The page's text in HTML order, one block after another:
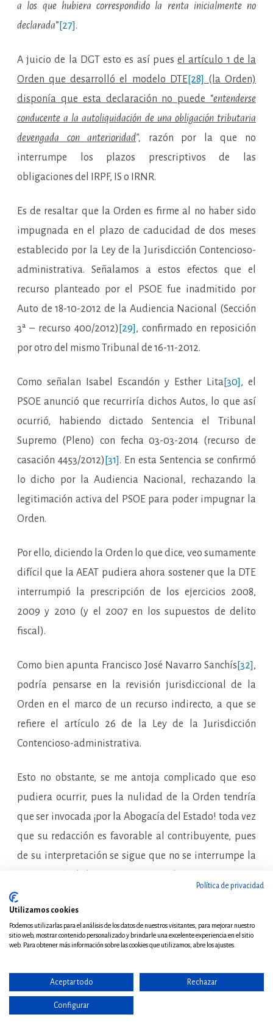
a los que hubiera correspondido la renta inicialmente no
declarada” [27].
A juicio de la DGT esto es así puesel artículo 1 de la
Orden que desarrolló el modelo DTE[28]
(la Orden)
disponía que esta declaración no puede “entenderse
conducente a la autoliquidación de una obligación tributaria
devengada con anterioridad”, razón por la que no
interrumpe los plazos prescriptivos de las
obligaciones del IRPF, IS o IRNR.
Es de resaltar que la Orden es firme al no haber sido
impugnada en el plazo de caducidad de dos meses
establecido por la Ley de la Jurisdicción Contencioso-
administrativa. Señalamos a estos efectos que el
recurso planteado por el PSOE fue inadmitido por
Auto de 18-10-2012 de la Audiencia Nacional (Sección
3ª – recurso 400/2012) [29] , confirmado en reposición
por otro del mismo Tribunal de 16-11-2012.
Como señalan Isabel Escandón y Esther Lita[30] , el
PSOE anunció que recurriría dichos Autos, lo que así
ocurrió, habiendo dictado Sentencia el Tribunal
Supremo (Pleno) con fecha 03-03-2014 (recurso de
casación 4453/2012) [31]. En esta Sentencia se confirmó
lo dicho por la Audiencia Nacional, rechazando la
legitimación activa del PSOE para poder impugnar la
Orden.
Por ello, diciendo la Orden lo que dice, veo sumamente
difícil que la AEAT pudiera ahora sostener que la DTE
interrumpió la prescripción de los ejercicios 2008,
2009 y 2010 (y el 2007 en los supuestos de delito
fiscal).
Como bien apunta Francisco José Navarro Sanchís [32] ,
podría pensarse en la revisión jurisdiccional de la
Orden en el marco de un recurso indirecto, a que se
refiere el artículo 26 de la Ley de la Jurisdicción
Contencioso-administrativa.
Esto no obstante, se me antoja complicado que eso
pudiera ocurrir, pues la nulidad de la Orden tendría
que ser invocada ¡por la Abogacía del Estado! toda vez
que su redacción es favorable al contribuyente, pues
de su interpretación se sigue que no se interrumpe la
3.2 La posibilidad de comprobar la DTE
En su primer Informe de 27-06-2012, la DGT “considera
declaración tributaria especial por cuanto que la misma, a
pesar de tener la naturaleza de declaración tributaria, no se
Política de privacidad
Utilizamos cookies
Podemos utilizarlas para el análisis de los datos de nuestros visitantes, para mejorar nuestro
sitio web, mostrar contenido personalizado y brindarle una excelente experiencia en el sitio
web. Para obtener más información sobre las cookies que utilizamos, abre los ajustes.
Aceptar todo Rechazar
Configurar